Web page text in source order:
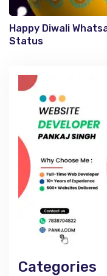
Happy Diwali
Status
Categories